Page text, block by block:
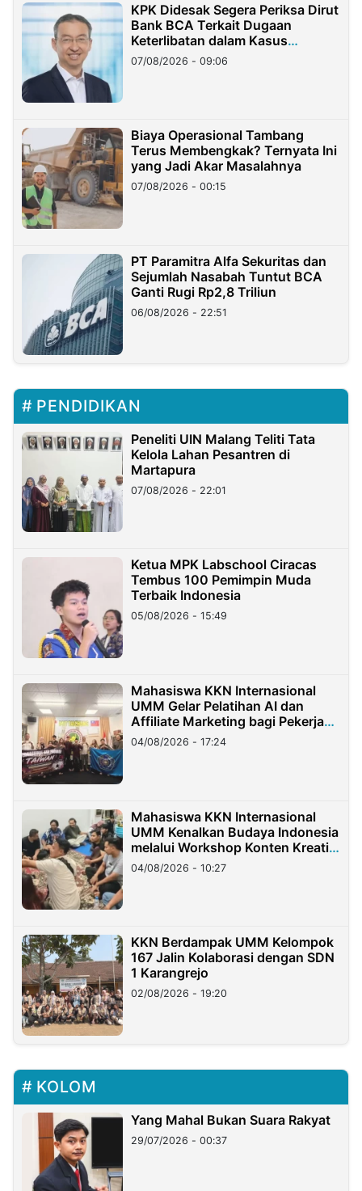
KPK Didesak Segera Periksa Dirut
Bank BCA Terkait Dugaan
Keterlibatan dalam Kasus
Hilangnya Dana Nasabah Rp2,58
Miliar
07/08/2026 - 09:06
Biaya Operasional Tambang
Terus Membengkak? Ternyata Ini
yang Jadi Akar Masalahnya
07/08/2026 - 00:15
PT Paramitra Alfa Sekuritas dan
Sejumlah Nasabah Tuntut BCA
Ganti Rugi Rp2,8 Triliun
06/08/2026 - 22:51
PENDIDIKAN
Peneliti UIN Malang Teliti Tata
Kelola Lahan Pesantren di
Martapura
07/08/2026 - 22:01
Ketua MPK Labschool Ciracas
Tembus 100 Pemimpin Muda
Terbaik Indonesia
05/08/2026 - 15:49
Mahasiswa KKN Internasional
UMM Gelar Pelatihan AI dan
Affiliate Marketing bagi Pekerja
Migran Indonesia di Taiwan
04/08/2026 - 17:24
Mahasiswa KKN Internasional
UMM Kenalkan Budaya Indonesia
melalui Workshop Konten Kreatif
di Taiwan
04/08/2026 - 10:27
KKN Berdampak UMM Kelompok
167 Jalin Kolaborasi dengan SDN
1 Karangrejo
02/08/2026 - 19:20
KOLOM
Yang Mahal Bukan Suara Rakyat
29/07/2026 - 00:37